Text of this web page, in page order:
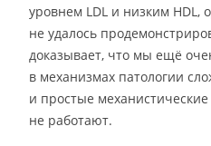
уровнем LDL и низким HDL,
не удалось
доказывает, что мы ещё
в механизмах патологии
и простые
не работают.